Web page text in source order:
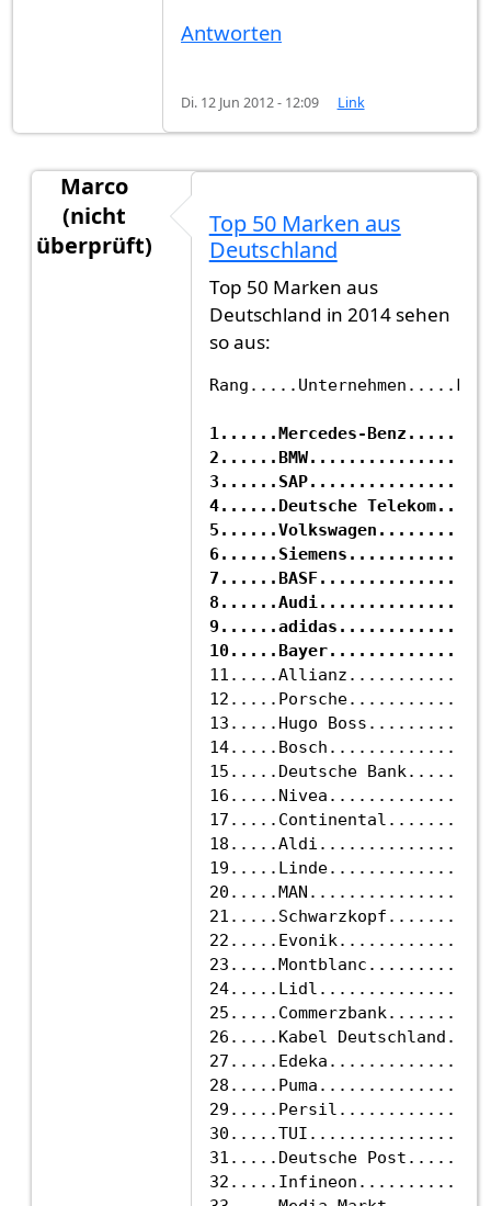
Antworten
Di. 12 Jun 2012 - 12:09 Link
Marco
(nicht
überprüft)
Top 50 Marken aus
Deutschland
Top 50 Marken aus
Deutschland in 2014 sehen
so aus:
1......Mercedes-
4......Deutsche
13.....Hugo
15.....Deutsche
26.....Kabel
31.....Deutsche